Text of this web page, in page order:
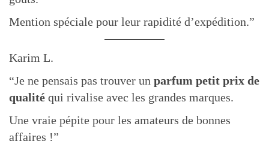
Mention spéciale pour leur rapidité d’expédition.”
Karim L.
“Je ne pensais pas trouver un parfum petit prix de
qualité qui rivalise avec les grandes marques.
Une vraie pépite pour les amateurs de bonnes
affaires !”